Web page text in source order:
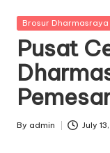
Posted
Brosur Dharmasraya
Pusat
Posted
By admin July